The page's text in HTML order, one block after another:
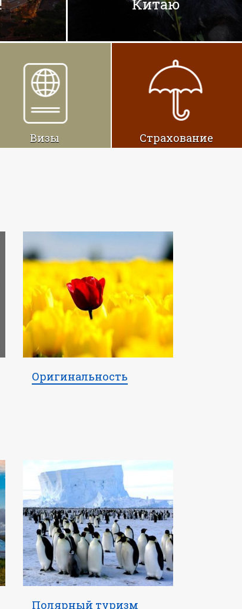
океанам
Визы Cтрахование
Оригинальность
Полярный туризм